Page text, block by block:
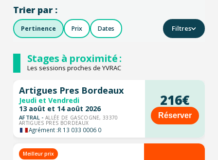
Trier par :
Pertinence Prix Dates Filtres
Stages à proximité :
Les sessions proches de YVRAC
Artigues Pres Bordeaux
Jeudi et Vendredi
13 août et 14 août 2026
AFTRAL - ALLÉE DE GASCOGNE, 33370
ARTIGUES PRES BORDEAUX
Agrément :R 13 033 0006 0
216€
Réserver
Meilleur prix